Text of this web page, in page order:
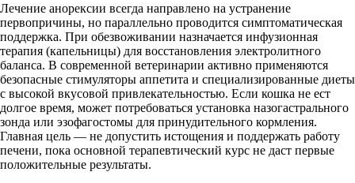
Лечение анорексии всегда направлено на устранение
первопричины, но параллельно проводится симптоматическая
поддержка. При обезвоживании назначается инфузионная
терапия (капельницы) для восстановления электролитного
баланса. В современной ветеринарии активно применяются
безопасные стимуляторы аппетита и специализированные диеты
с высокой вкусовой привлекательностью. Если кошка не ест
долгое время, может потребоваться установка назогастрального
зонда или эзофагостомы для принудительного кормления.
Главная цель — не допустить истощения и поддержать работу
печени, пока основной терапевтический курс не даст первые
положительные результаты.